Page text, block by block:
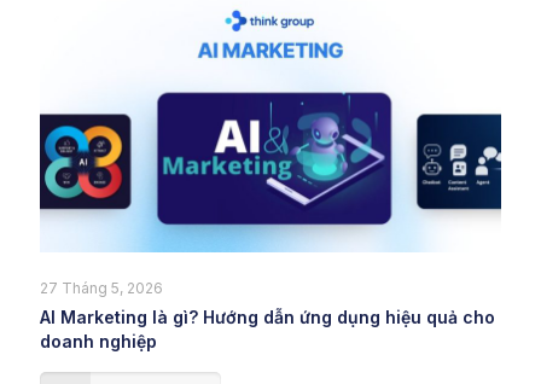
27 Tháng 5, 2026
AI Marketing là gì? Hướng dẫn ứng dụng hiệu quả cho
doanh nghiệp